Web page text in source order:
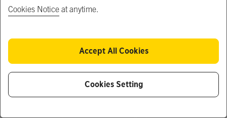
Cookies Noticeat anytime.
Accept All Cookies
Cookies Setting
เต็นท์โดมโครงเหล็ก
ส่วนช่องมองวิวใสเราใช้ PVC ใส หนา950g / m2 (กันน้ำทนไฟ
(B1) ทน UV) ความสูงสุดอยู่ที่ 2.5 เมตร (สำหรับโดมขนาด 4
เมตร) ถึง 10 เมตรใช้PVDF (สำหรับโดมขนาด 20 เมตร)
-ท่อเหล็ก GB Q235 การรักษาพื้นผิว: ชุบสังกะสีด้วยผงสีขาว
เคลือบ (ไม่เป็นสนิม)